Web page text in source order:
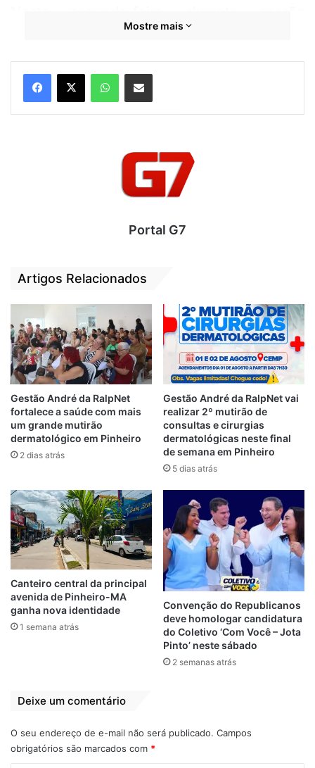
ordinária, na Câmara Municipal de São Luís,
parlamentares pela passagem de seu
aniversário, comemorado neste domingo
(12) com seus familiares.
vereador Paulo Victor, recebeu os
vereadores Marquinhos, Edson Gaguinho,
Thyago Freitas e o aniversariante Francisco
um bolo para comemorar os 63 anos do
View this post on Instagram
A post shared by PAULO VICTOR (@paulovictormd)
Mostre mais
Portal G7
Artigos Relacionados
Gestão André da RalpNet
fortalece a saúde com mais
um grande mutirão
dermatológico em Pinheiro
2 dias atrás
Gestão André da RalpNet vai
realizar 2º mutirão de
consultas e cirurgias
dermatológicas neste final
de semana em Pinheiro
5 dias atrás
Canteiro central da principal
avenida de Pinheiro-MA
ganha nova identidade
1 semana atrás
Convenção do Republicanos
deve homologar candidatura
do Coletivo ‘Com Você – Jota
Pinto’ neste sábado
2 semanas atrás
Deixe um comentário
O seu endereço de e-mail não será publicado. Campos
obrigatórios são marcados com *